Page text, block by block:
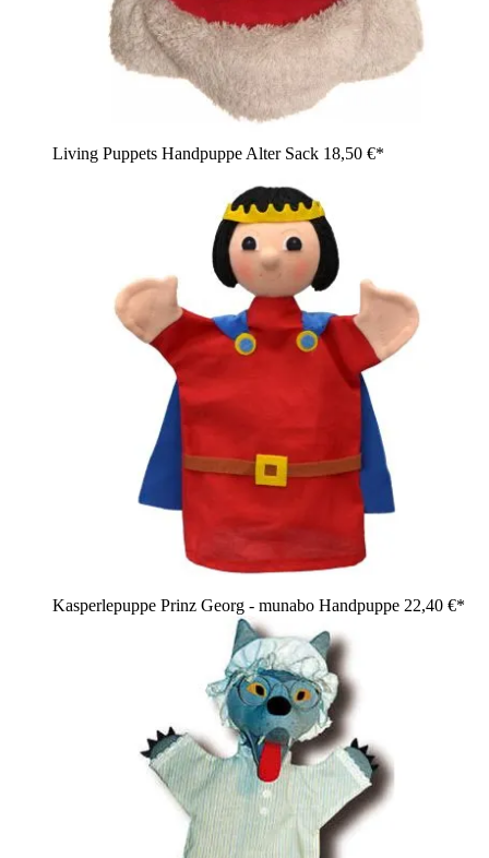
Living Puppets Handpuppe Alter Sack 18,50 €*
Kasperlepuppe Prinz Georg - munabo Handpuppe 22,40 €*